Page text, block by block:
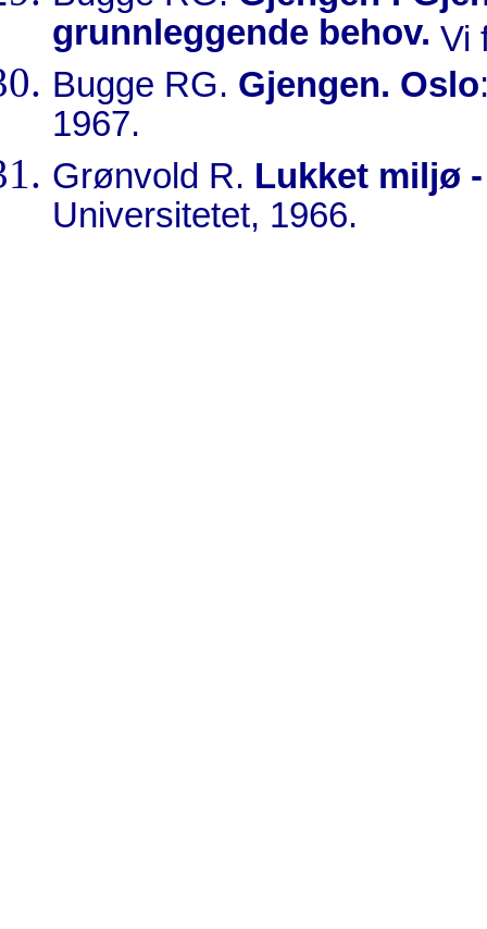
grunnleggende behov. Vi
Bugge RG. Gjengen. Oslo
1967.
Grønvold R. Lukket miljø
Universitetet, 1966.